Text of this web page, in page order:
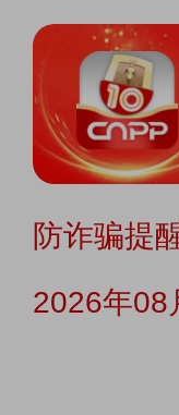
防诈骗提
2026年08